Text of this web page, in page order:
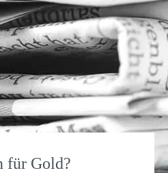
für Gold?